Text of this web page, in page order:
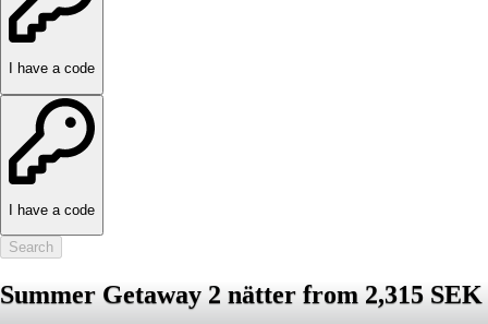
I have a code
I have a code
Search
Summer Getaway 2 nätter from 2,315 SEK